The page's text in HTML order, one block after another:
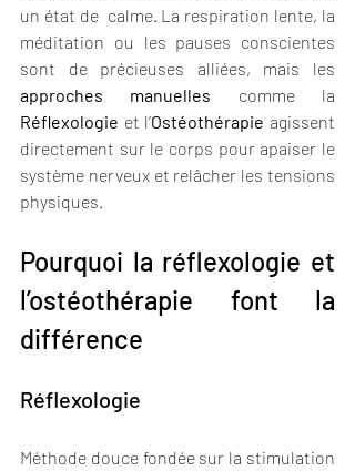
un état de  calme. La respiration lente, la
méditation ou les pauses conscientes
approches manuelles
Réflexologie et l’Ostéothérapie agissent
directement sur le corps pour apaiser le
système nerveux et relâcher les tensions
physiques.
Pourquoi la réflexologie et
l’ostéothérapie font la
différence
Réflexologie
Méthode douce fondée sur la stimulation